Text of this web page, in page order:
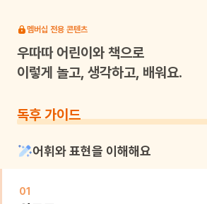
멤버십 전용 콘텐츠
우따따어린이와 책으로
이렇게 놀고, 생각하고, 배워요.
독후 가이드
어휘와 표현을 이해해요
01